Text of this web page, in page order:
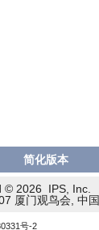
简化版本
© 2026 IPS, Inc.
厦门观鸟会, 中国.
号-2